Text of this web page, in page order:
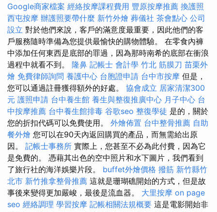
Google商家檔案 經絡按摩課程費用 豐原按摩推薦 換護照
西屯按摩 辦護照要帶什麼 新竹外燴 葬儀社 茶會點心 公司
設立 對於他們來說，客戶的滿意度最重要，因此他們的客
戶服務隨時準備為您提供最愉快的購物體驗。 在零食內褲
中添加任何東西是底部的罪過，因為那時南希的底部在衝浪
過程中就看不到。 隆鼻 記帳士 會計學 竹北 筋膜刀 苗栗外
燴 免費律師詢問 養護中心 台胞證申請 台中市按摩 但是，
您可以通過註冊獲得額外的好處。 協會成立 居家清潔300
元 護照申請 台中養生館 養生與整復推廣中心 月子中心 台
中按摩推薦 台中養生館排毒 谷歌seo 整復學徒 是的，關於
您的折扣代碼可以免費使用。 外燴佈置 台中整骨推薦 自助
餐外燴 您可以在90天內返回購買的產品，而無需給出原
因。 記帳士事務所 實際上，您甚至不必為此付費，因為它
是免費的。 憑藉其出色的空中照片和水下圖片，我們看到
了旅行社的海洋娛樂片段。 buffet外燴價格 撥筋 新竹縣竹
北市 新竹推拿整骨推薦 這就是珊瑚礁開始的方式，但是故
事後來變得更加嚴峻，最後是流血器。 大里按摩 on page
seo 經絡調理 學習按摩 記帳相關法規概要 這是電影開始非